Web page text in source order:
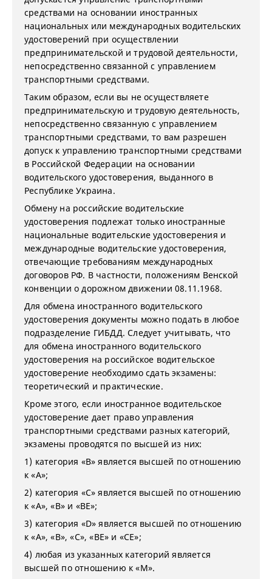
средствами на основании иностранных
национальных или международных водительских
удостоверений при осуществлении
предпринимательской и трудовой деятельности,
непосредственно связанной с управлением
транспортными средствами.
Таким образом, если вы не осуществляете
предпринимательскую и трудовую деятельность,
непосредственно связанную с управлением
транспортными средствами, то вам разрешен
допуск к управлению транспортными средствами
в Российской Федерации на основании
водительского удостоверения, выданного в
Республике Украина.
Обмену на российские водительские
удостоверения подлежат только иностранные
национальные водительские удостоверения и
международные водительские удостоверения,
отвечающие требованиям международных
договоров РФ. В частности, положениям Венской
конвенции о дорожном движении 08.11.1968.
Для обмена иностранного водительского
удостоверения документы можно подать в любое
подразделение ГИБДД. Следует учитывать, что
для обмена иностранного водительского
удостоверения на российское водительское
удостоверение необходимо сдать экзамены:
теоретический и практические.
Кроме этого, если иностранное водительское
удостоверение дает право управления
транспортными средствами разных категорий,
экзамены проводятся по высшей из них:
1) категория «В» является высшей по отношению
к «А»;
2) категория «С» является высшей по отношению
к «А», «В» и «BE»;
3) категория «D» является высшей по отношению
к «А», «В», «С», «BE» и «CE»;
4) любая из указанных категорий является
высшей по отношению к «М».